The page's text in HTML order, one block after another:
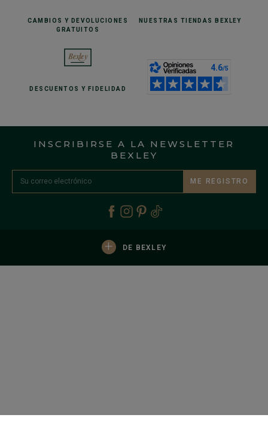
CAMBIOS Y DEVOLUCIONES
GRATUITOS
NUESTRAS TIENDAS BEXLEY
DESCUENTOSY FIDELIDAD
INSCRIBIRSE A LA NEWSLETTER
BEXLEY
ME REGISTRO
+ DE BEXLEY